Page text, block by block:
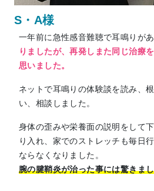
S・A様
一年前に急性感音難聴で耳鳴りが
りましたが、再発しまた同じ治療
思いました。
ネットで耳鳴りの体験談を読み、
い、相談しました。
身体の歪みや栄養面の説明をして
り入れ、家でのストレッチも毎日
ならなくなりました。
腕の腱鞘炎が治った事には驚きま